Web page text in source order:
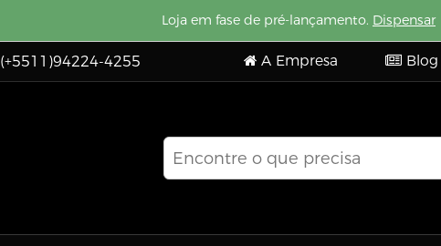
Loja em fase de pré-lançamento. Dispensar
(+5511)94224-4255 A Empresa Blog